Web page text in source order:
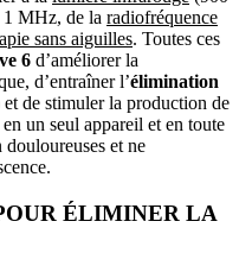
1 MHz, de la radiofréquence
sans aiguilles. Toutes ces
6 d’améliorer la
d’entraîner l’élimination
de stimuler la production de
un seul appareil et en toute
douloureuses et ne
ÉLIMINER LA